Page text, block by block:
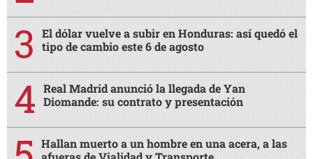
El dólar vuelve a subir en Honduras: así quedó el
tipo de cambio este 6 de agosto
Real Madrid anunció la llegada de Yan
Diomande: su contrato y presentación
Hallan muerto a un hombre en una acera, a las